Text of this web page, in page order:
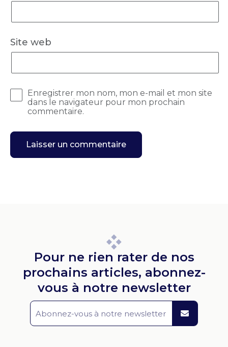
Site web
Enregistrer mon nom, mon e-mail et mon site
dans le navigateur pour mon prochain
commentaire.
Pour ne rien rater de nos
prochains articles, abonnez-
vous à notre newsletter